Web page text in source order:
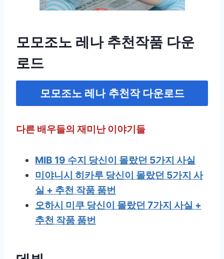
모모조노 레나 추천작품 다운
로드
모모조노 레나 추천작 다운로드
다른 배우들의 재미난 이야기들
MIB 19 수지 당신이 몰랐던 5가지 사실
미야니시 히카루 당신이 몰랐던 5가지 사
실 + 추천 작품 품번
오하시 미쿠 당신이 몰랐던 7가지 사실 +
추천 작품 품번